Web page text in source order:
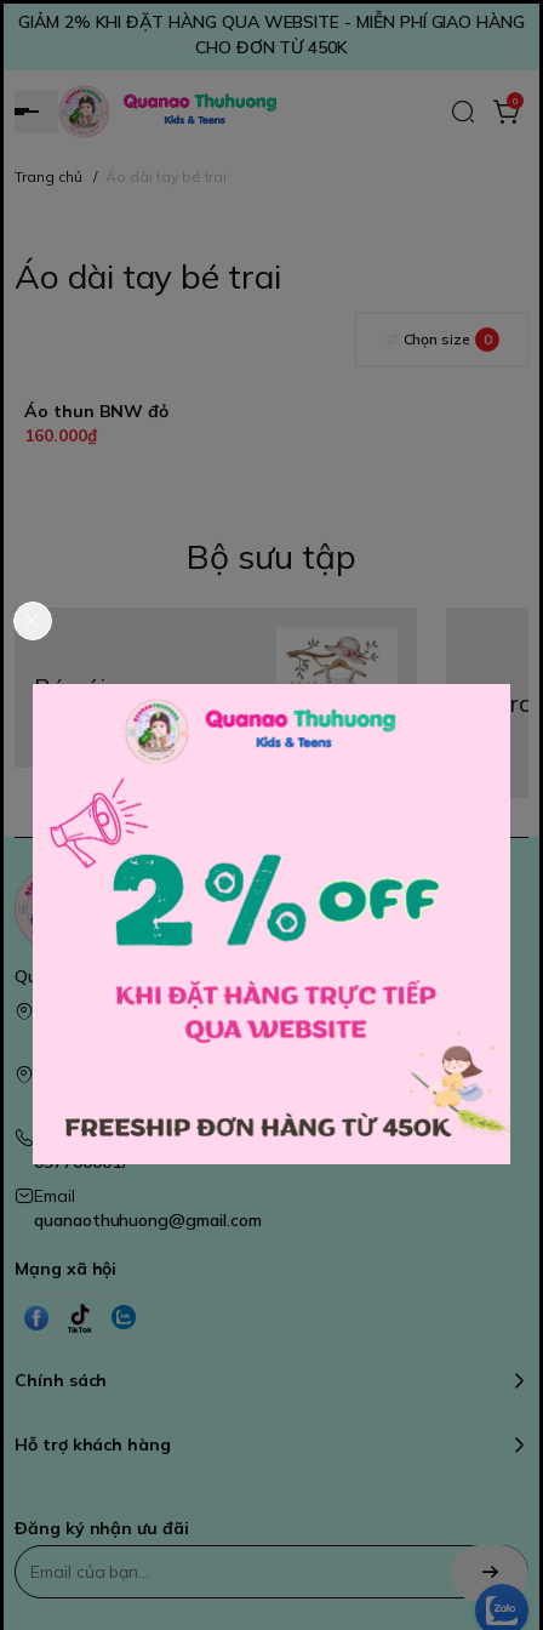
GIẢM 2% KHI ĐẶT HÀNG QUA WEBSITE - MIỄN PHÍ GIAO HÀNG
CHO ĐƠN TỪ 450K
0
Trang chủ / Áo dài tay bé trai
Áo dài tay bé trai
Chọn size 0
Áo thun BNW đỏ
160.000₫
Bộ sưu tập
Bé gái
Bé trai
Quanaothuhuong- Thời trang trẻ em
943 Nguyễn Kiệm Phường Hạnh Thông, HCM
Hotline
0977000017
Email
quanaothuhuong@gmail.com
Mạng xã hội
Chính sách
Hỗ trợ khách hàng
Đăng ký nhận ưu đãi